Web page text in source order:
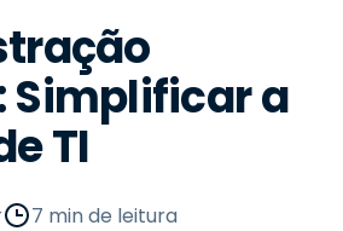
Simplificar a
TI
7 min de leitura